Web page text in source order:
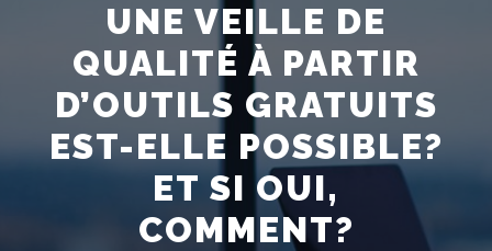
UNE VEILLE DE
QUALITÉ À PARTIR
D’OUTILS GRATUITS
EST-ELLE POSSIBLE?
ET SI OUI,
COMMENT?